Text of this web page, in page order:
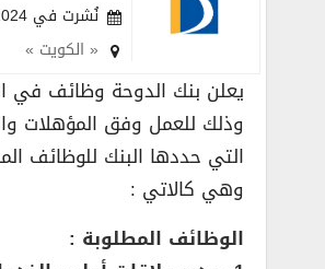
نُشرت في 06/05/2024
« الكويت »
يعلن بنك الدوحة وظائف في
وذلك للعمل وفق المؤهلات
التي حددها البنك للوظائف
وهي كالاتي :
الوظائف المطلوبة :